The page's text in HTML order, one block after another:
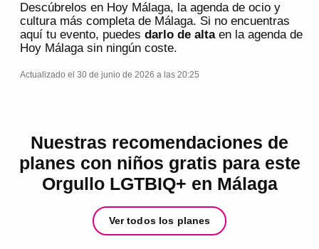
Descúbrelos en Hoy Málaga, la agenda de ocio y
cultura más completa de Málaga. Si no encuentras
aquí tu evento, puedes darlo de altaen la agenda de
Hoy Málagasin ningún coste.
Actualizado el 30 de junio de 2026 a las 20:25
Nuestras recomendaciones de
planes con niños gratis para este
Orgullo LGTBIQ+ en Málaga
Ver todos los planes